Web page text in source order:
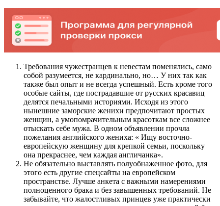
Требования чужестранцев к невестам поменялись, само
собой разумеется, не кардинально, но… У них так как
также был опыт и не всегда успешный. Есть кроме того
особые сайты, где пострадавшие от русских красавиц
делятся печальными историями. Исходя из этого
нынешние заморские женихи предпочитают простых
женщин, а умопомрачительным красоткам все сложнее
отыскать себе мужа. В одном объявлении прочла
пожелания английского жениха: « Ищу восточно-
европейскую женщину для крепкой семьи, поскольку
она прекраснее, чем каждая англичанка».
Не обязательно выставлять полуобнаженное фото, для
этого есть другие спецсайты на европейском
пространстве. Лучше анкета с важными намерениями
полноценного брака и без завышенных требований. Не
забывайте, что жалостливых принцев уже практически